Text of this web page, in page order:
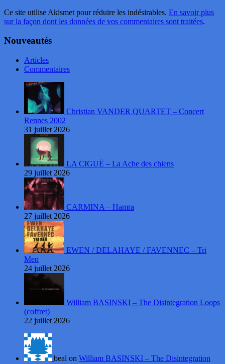
Ce site utilise Akismet pour réduire les indésirables. En savoir plus
sur la façon dont les données de vos commentaires sont traitées.
Nouveautés
Articles
Commentaires
Christian VANDER QUARTET – Concert
Rennes 2002
31 juillet 2026
LA CIGUË – La Ache des chiens
29 juillet 2026
CARMINA – Hamra
27 juillet 2026
EWEN / DELAHAYE / FAVENNEC – Tri
Men
24 juillet 2026
William BASINSKI – The Disintegration Loops
(coffret)
22 juillet 2026
beal on William BASINSKI – The Disintegration